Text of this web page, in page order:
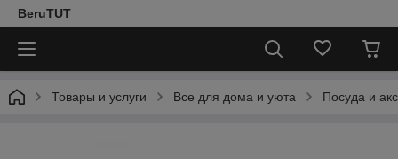
BeruTUT
Товары и услуги Все для дома и уюта Посуда и